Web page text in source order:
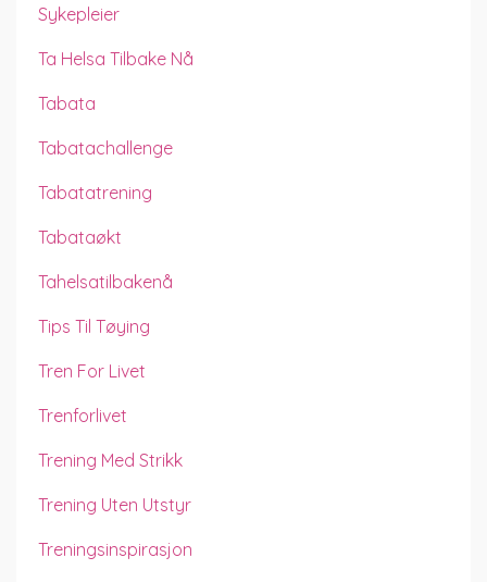
Sykepleier
Ta Helsa Tilbake Nå
Tabata
Tabatachallenge
Tabatatrening
Tabataøkt
Tahelsatilbakenå
Tips Til Tøying
Tren For Livet
Trenforlivet
Trening Med Strikk
Trening Uten Utstyr
Treningsinspirasjon